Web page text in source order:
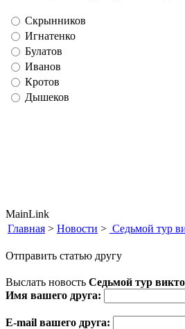
Скрынников
Игнатенко
Булатов
Иванов
Кротов
Дышеков
MainLink
Главная > Новости > Седьмой тур
Отправить статью другу
Выслать новость Седьмой тур
Имя вашего друга:
E-mail вашего друга: